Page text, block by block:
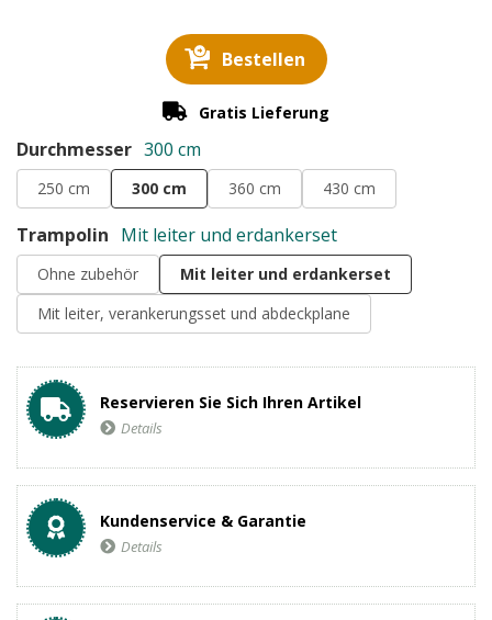
Bestellen
Gratis Lieferung
Durchmesser 300 cm
250 cm 300 cm 360 cm 430 cm
Trampolin Mit leiter und erdankerset
Ohne zubehör
Mit leiter und erdankerset
Mit leiter, verankerungsset und abdeckplane
Reservieren Sie Sich Ihren Artikel
Details
Kundenservice & Garantie
Details